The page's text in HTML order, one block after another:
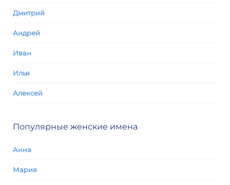
Дмитрий
Андрей
Иван
Илья
Алексей
Популярные женские имена
Анна
Мария